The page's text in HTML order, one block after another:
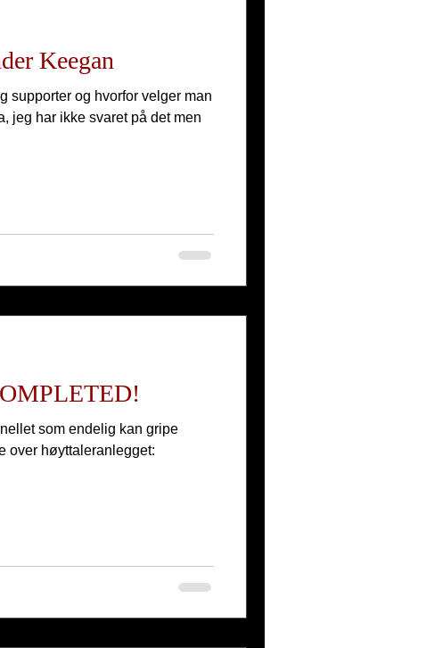
Keegan
supporter og hvorfor velger man
jeg har ikke svaret på det men
som endelig kan gripe
over høyttaleranlegget: